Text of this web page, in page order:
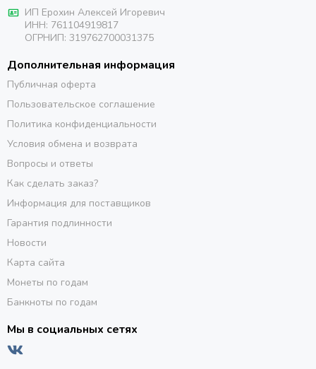
ИП Ерохин Алексей Игоревич
ИНН: 761104919817
ОГРНИП: 319762700031375
Дополнительная информация
Публичная оферта
Пользовательское соглашение
Политика конфиденциальности
Условия обмена и возврата
Вопросы и ответы
Как сделать заказ?
Информация для поставщиков
Гарантия подлинности
Новости
Карта сайта
Монеты по годам
Банкноты по годам
Мы в социальных сетях